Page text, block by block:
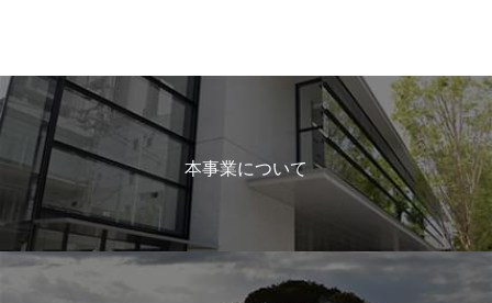
本事業について